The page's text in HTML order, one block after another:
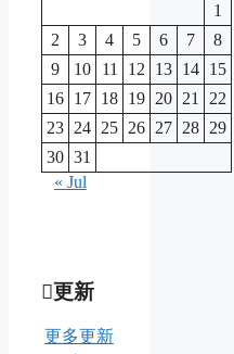
1
2
3 4 5 6 7
8
9
10 11 12 13 14 15
16 17 18 19 20 21
22
23 24 25 26 27 28 29
30 31
« Jul
更新
更多更新